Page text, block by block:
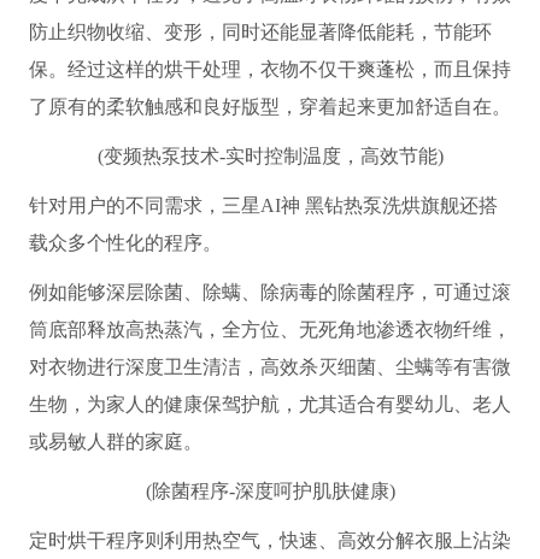
防止织物收缩、变形，同时还能显著降低能耗，节能环
保。经过这样的烘干处理，衣物不仅干爽蓬松，而且保持
了原有的柔软触感和良好版型，穿着起来更加舒适自在。
(变频热泵技术-实时控制温度，高效节能)
针对用户的不同需求，三星AI神 黑钻热泵洗烘旗舰还搭
载众多个性化的程序。
例如能够深层除菌、除螨、除病毒的除菌程序，可通过滚
筒底部释放高热蒸汽，全方位、无死角地渗透衣物纤维，
对衣物进行深度卫生清洁，高效杀灭细菌、尘螨等有害微
生物，为家人的健康保驾护航，尤其适合有婴幼儿、老人
或易敏人群的家庭。
(除菌程序-深度呵护肌肤健康)
定时烘干程序则利用热空气，快速、高效分解衣服上沾染